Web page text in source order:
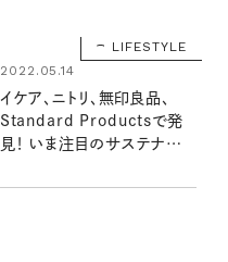
LIFESTYLE
2022.05.14
イケア、ニトリ、無印良品、
Standard Productsで発
見！ いま注目のサステナブ